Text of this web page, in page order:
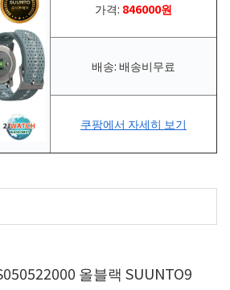
가격: 846000원
배송: 배송비무료
쿠팡에서 자세히 보기
올블랙 SUUNTO9